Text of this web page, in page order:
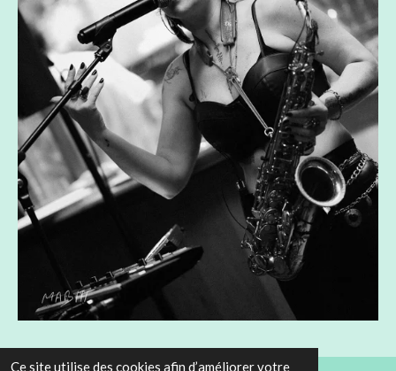
Ce site utilise des cookies afin d’améliorer votre